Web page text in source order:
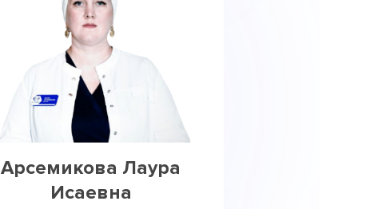
Арсемикова Лаура
Исаевна